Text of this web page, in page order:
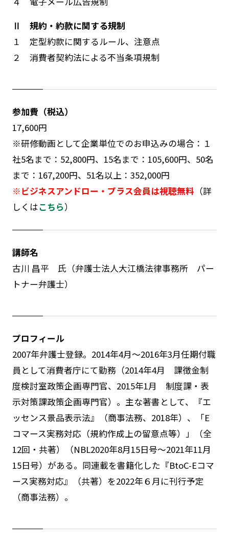
Ⅱ 規約・約款に関する規制
１ 定型約款に関するルール、注意点
２ 消費者契約法による不当条項規制
参加費（税込）
17,600円
※研修動画として企業単位でのお申込みの場合：１
社5名まで：52,800円、15名まで：105,600円、50名
まで：167,200円、51名以上：352,000円
※ビジネスアンドロー・プラス会員は視聴無料 （詳
しくはこちら）
講師名
古川 昌平 氏（弁護士法人大江橋法律事務所 パー
トナー弁護士）
プロフィール
2007年弁護士登録。2014年4月～2016年3月任期付職
員として消費者庁にて勤務（2014年4月 課徴金制
度検討室政策企画専門官、2015年1月 制度課・表
示対策課政策企画専門官）。主な著書として、『エ
ッセンス景品表示法』（商事法務、2018年）、「E
コマース実務対応（規約作成上の留意点等）」（全
12回・共著）（NBL2020年8月15日号～2021年11月
15日号）がある。同連載を書籍化した『BtoC-Eコマ
ース実務対応』（共著）を2022年６月に刊行予定
（商事法務）。